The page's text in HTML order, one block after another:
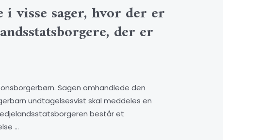
visse sager, hvor der er
der er
Sagen omhandlede den
undtagelsesvist skal meddeles en
består et
…